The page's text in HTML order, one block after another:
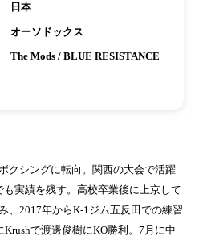
日本
オーソドックス
The Mods / BLUE RESISTANCE
クシングに転向。関西の大会で活躍
実績を残す。高校卒業後に上京して
、2017年からK-1ジム五反田での練習
で渡邊俊樹にKO勝利。7月に中